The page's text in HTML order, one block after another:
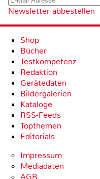
Newsletter abbestellen
Shop
Bücher
Testkompetenz
Redaktion
Gerätedaten
Bildergalerien
Kataloge
RSS-Feeds
Topthemen
Editorials
Impressum
Mediadaten
AGB